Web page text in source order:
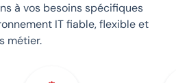
à vos besoins spécifiques
IT fiable, flexible et
métier.